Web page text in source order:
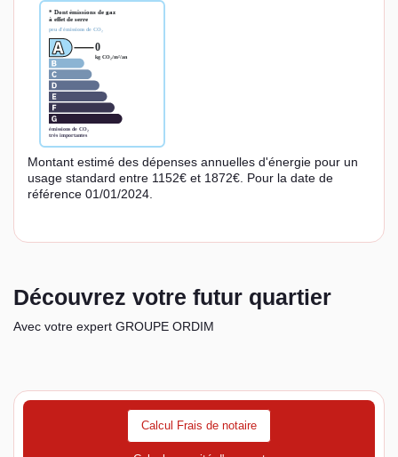
Montant estimé des dépenses annuelles d'énergie pour un
usage standard entre 1152€ et 1872€. Pour la date de
référence 01/01/2024.
Découvrez votre futur quartier
Avec votre expert GROUPE ORDIM
Calcul Frais de notaire